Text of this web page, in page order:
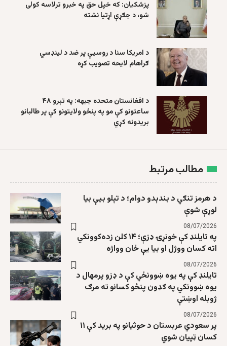
پزشکیان: که خپل حق په خبرو ترلاسه کولی
شو، د جګړې اړتیا نشته
د امریکا سنا د روسیې پر ضد د لینډسي
ګراهام لایحه تصویب کړه
د افغانستان متحده جبهه: په تېرو ۴۸
ساعتونو کې مو په پنځو ولایتونو کې پر طالبانو
بریدونه کړي
مطالب مرتبط
د هرمز تنګي د بندېدو دوام؛ د تېلو بیې بیا
لوړې شوې
08/07/2026
په تایلنډ کې خونړۍ ډزې؛ ۱۴ کلن زده‌کوونکي
اته کسان ووژل او بیا یې ځان وواژه
08/07/2026
تایلنډ کې په یوه ښوونځي کې د ډزو پرمهال د
یوه ښوونکي په ګډون پنځو کسانو ته مرګ
ژوبله اوښتې
08/07/2026
پر سعودي عربستان د حوثیانو په برید کې ۱۱
کسان ټپیان شوي